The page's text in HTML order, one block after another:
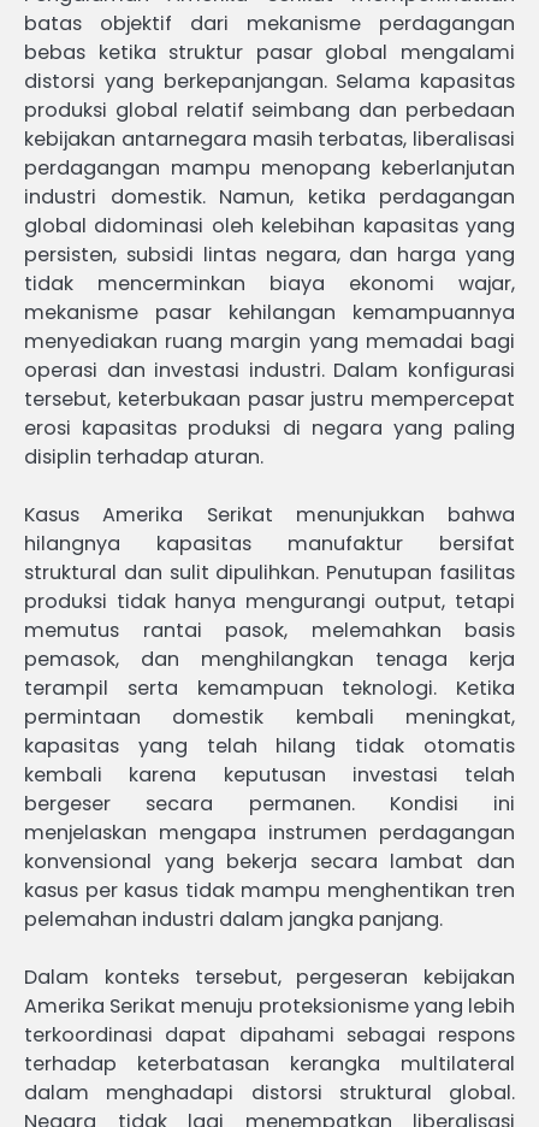
batas objektif dari mekanisme perdagangan
bebas ketika struktur pasar global mengalami
distorsi yang berkepanjangan. Selama kapasitas
produksi global relatif seimbang dan perbedaan
kebijakan antarnegara masih terbatas, liberalisasi
perdagangan mampu menopang keberlanjutan
industri domestik. Namun, ketika perdagangan
global didominasi oleh kelebihan kapasitas yang
persisten, subsidi lintas negara, dan harga yang
tidak mencerminkan biaya ekonomi wajar,
mekanisme pasar kehilangan kemampuannya
menyediakan ruang margin yang memadai bagi
operasi dan investasi industri. Dalam konfigurasi
tersebut, keterbukaan pasar justru mempercepat
erosi kapasitas produksi di negara yang paling
disiplin terhadap aturan.
Kasus Amerika Serikat menunjukkan bahwa
hilangnya kapasitas manufaktur bersifat
struktural dan sulit dipulihkan. Penutupan fasilitas
produksi tidak hanya mengurangi output, tetapi
memutus rantai pasok, melemahkan basis
pemasok, dan menghilangkan tenaga kerja
terampil serta kemampuan teknologi. Ketika
permintaan domestik kembali meningkat,
kapasitas yang telah hilang tidak otomatis
kembali karena keputusan investasi telah
bergeser secara permanen. Kondisi ini
menjelaskan mengapa instrumen perdagangan
konvensional yang bekerja secara lambat dan
kasus per kasus tidak mampu menghentikan tren
pelemahan industri dalam jangka panjang.
Dalam konteks tersebut, pergeseran kebijakan
Amerika Serikat menuju proteksionisme yang lebih
terkoordinasi dapat dipahami sebagai respons
terhadap keterbatasan kerangka multilateral
dalam menghadapi distorsi struktural global.